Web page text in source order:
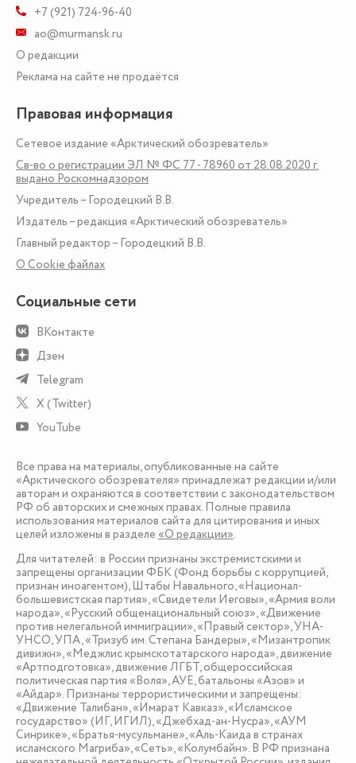
+7 (921) 724-96-40
ao@murmansk.ru
О редакции
Реклама на сайте не продаётся
Правовая информация
Сетевое издание «Арктический обозреватель»
Св-во о регистрации ЭЛ № ФС 77 - 78960 от 28.08.2020 г.
выдано Роскомнадзором
Учредитель – Городецкий В.В.
Издатель – редакция «Арктический обозреватель»
Главный редактор – Городецкий В.В.
О Сookie файлах
Социальные сети
ВКонтакте
Дзен
Telegram
X (Twitter)
YouTube
Все права на материалы, опубликованные на сайте
«Арктического обозревателя» принадлежат редакции и/или
авторам и охраняются в соответствии с законодательством
РФ об авторских и смежных правах. Полные правила
использования материалов сайта для цитирования и иных
целей изложены в разделе «О редакции».
Для читателей: в России признаны экстремистскими и
запрещены организации ФБК (Фонд борьбы с коррупцией,
признан иноагентом), Штабы Навального, «Национал-
большевистская партия», «Свидетели Иеговы», «Армия воли
народа», «Русский общенациональный союз», «Движение
против нелегальной иммиграции», «Правый сектор», УНА-
УНСО, УПА, «Тризуб им. Степана Бандеры», «Мизантропик
дивижн», «Меджлис крымскотатарского народа», движение
«Артподготовка», движение ЛГБТ, общероссийская
политическая партия «Воля», АУЕ, батальоны «Азов» и
«Айдар». Признаны террористическими и запрещены:
«Движение Талибан», «Имарат Кавказ», «Исламское
государство» (ИГ, ИГИЛ), «Джебхад-ан-Нусра», «АУМ
Синрике», «Братья-мусульмане», «Аль-Каида в странах
исламского Магриба», «Сеть», «Колумбайн». В РФ признана